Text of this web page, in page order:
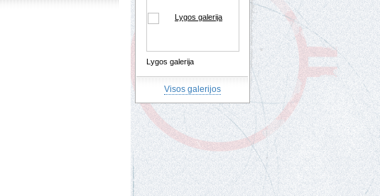
Lygos galerija
Visos galerijos